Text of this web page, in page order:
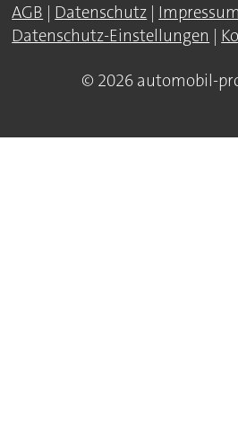
AGB | Datenschutz | Impressum
Datenschutz-Einstellungen |
© 2026 automobil-